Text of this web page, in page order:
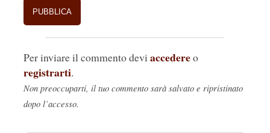
Per inviare il commento devi accedereo
registrarti.
Non preoccuparti, il tuo commento sarà salvato e ripristinato
dopo l’accesso.